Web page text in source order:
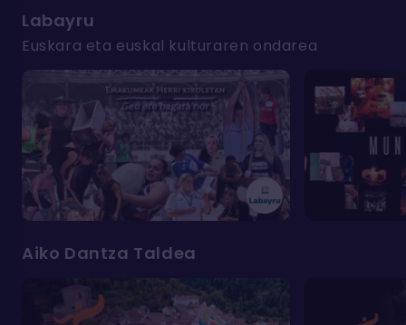
Labayru
Euskara eta euskal kulturaren ondarea
Aiko Dantza Taldea